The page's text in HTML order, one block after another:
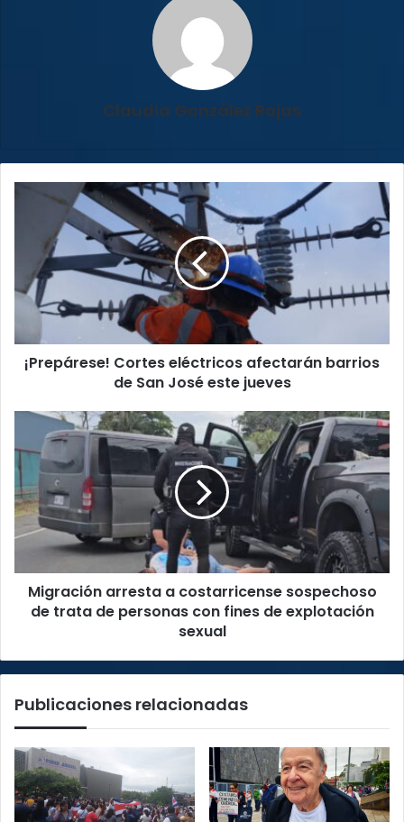
Claudia González Rojas
¡Prepárese!
eléctricos
afectarán
barrios
de
San
este
jueves
¡Prepárese! Cortes eléctricos afectarán barrios
de San José este jueves
Migración
arresta
costarricense
sospechoso
de
trata
personas
con
fines
sexual
Migración arresta a costarricense sospechoso
de trata de personas con fines de explotación
sexual
Publicaciones relacionadas